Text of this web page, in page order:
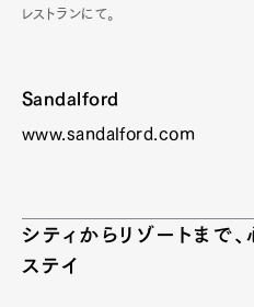
Art&DesignWatch
レストランにて。
Sandalford
www.sandalford.com
シティからリゾートまで
ステイ